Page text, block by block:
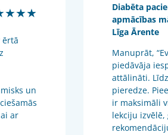
ērtā
un
ar
Diabēta
apmācības
Līga Ārente
Manuprāt,
piedāvāja
attālināti.
pieredze.
ir maksimāli
lekciju